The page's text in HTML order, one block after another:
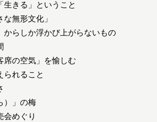
生きる」ということ
無形文化」
からしか浮かび上がらないもの
席の空気」を愉しむ
られること
）」の梅
会めぐり